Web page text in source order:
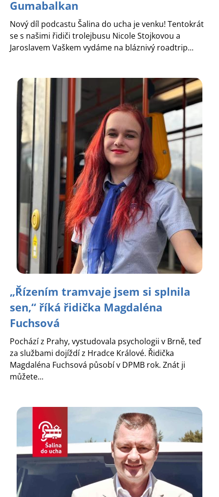
Gumabalkan
Nový díl podcastu Šalina do ucha je venku! Tentokrát
se s našimi řidiči trolejbusu Nicole Stojkovou a
Jaroslavem Vaškem vydáme na bláznivý roadtrip...
„Řízením tramvaje jsem si splnila
sen,“ říká řidička Magdaléna
Fuchsová
Pochází z Prahy, vystudovala psychologii v Brně, teď
za službami dojíždí z Hradce Králové. Řidička
Magdaléna Fuchsová působí v DPMB rok. Znát ji
můžete...